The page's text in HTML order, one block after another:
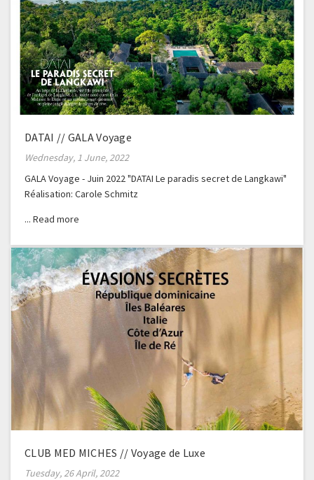
DATAI // GALA Voyage
Wednesday, 1 June, 2022
GALA Voyage - Juin 2022 "DATAI Le paradis secret de Langkawi"
Réalisation: Carole Schmitz
CLUB MED MICHES // Voyage de Luxe
Tuesday, 26 April, 2022